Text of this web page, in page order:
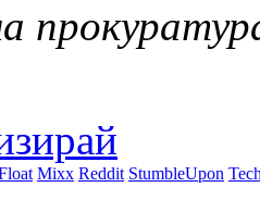
Mixx Reddit StumbleUpon